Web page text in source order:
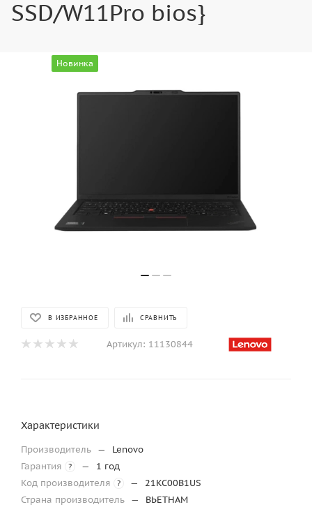
SSD/W11Pro bios}
Новинка
В ИЗБРАННОЕ СРАВНИТЬ
Артикул: 11130844
Характеристики
Производитель —
Lenovo
Гарантия
? —
1 год
Код производителя
? —
21KC00B1US
Страна производитель —
ВЬЕТНАМ